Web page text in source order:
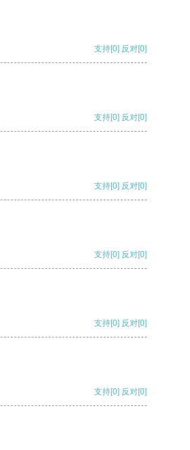
支持[0] 反对[0]
支持[0] 反对[0]
支持[0] 反对[0]
支持[0] 反对[0]
支持[0] 反对[0]
支持[0] 反对[0]